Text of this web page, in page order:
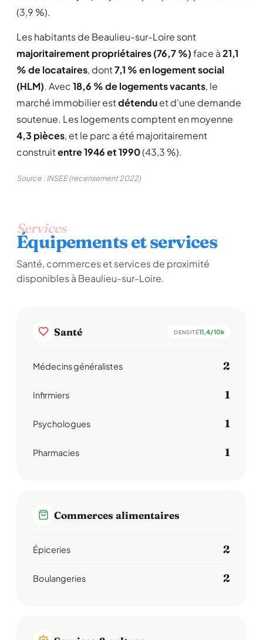
(3,9 %).
Les habitants de Beaulieu-sur-Loire sont
majoritairement propriétaires (76,7 %)face à21,1
% de locataires, dont7,1 % en logement social
(HLM). Avec18,6 % de logements vacants, le
marché immobilier estdétenduet d'une demande
soutenue. Les logements comptent en moyenne
4,3 pièces, et le parc a été majoritairement
construitentre 1946 et 1990(43,3 %).
Source : INSEE (recensement 2022)
Services
Équipements et services
Santé, commerces et services de proximité
disponibles à Beaulieu-sur-Loire.
Santé DENSITÉ11,4/10k
Médecins généralistes 2
Infirmiers 1
Psychologues 1
Pharmacies 1
Commerces alimentaires
Épiceries 2
Boulangeries 2